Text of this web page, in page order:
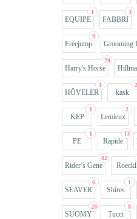
1
EQUIPE
3
FABBRI
9
Freejump Grooming
79
Harry's Horse
1
HÖVELER
2
kask
1
KEP
2
Lemieux
1
PE
13
Rapide
82
Rider’s Gene Roeckl
6
SEAVER
1
Shires
28
SUOMY
8
Tucci